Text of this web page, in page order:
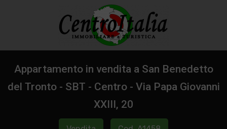
Appartamento in vendita a San Benedetto
del Tronto - SBT - Centro - Via Papa Giovanni
XXIII, 20